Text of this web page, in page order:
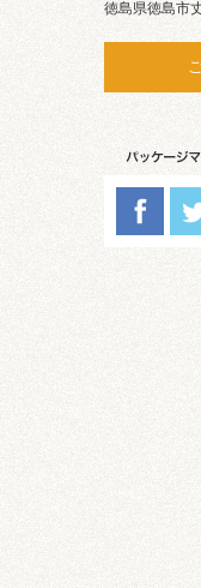
徳島県徳島市